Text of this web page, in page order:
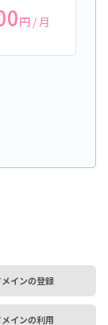
円/ 月
インの登録
インの利用